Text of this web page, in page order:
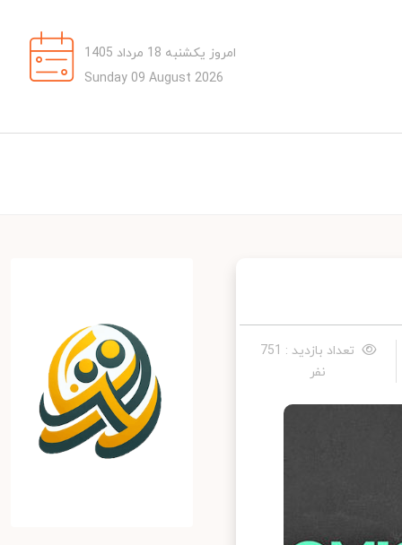
امروز یکشنبه 18 مرداد 1405
Sunday 09 August 2026
تعداد بازدید : 751
نفر